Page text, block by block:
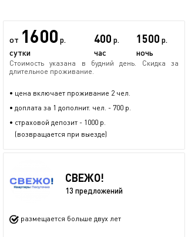
от 1600 р.
сутки
400 р.
час
1500 р.
ночь
Стоимость указана в будний день. Скидка за
длительное проживание.
• цена включает проживание 2 чел.
• доплата за 1 дополнит. чел. - 700 р.
• страховой депозит - 1000 р.
(возвращается при выезде)
СВЕЖО!
13 предложений
размещается больше двух лет